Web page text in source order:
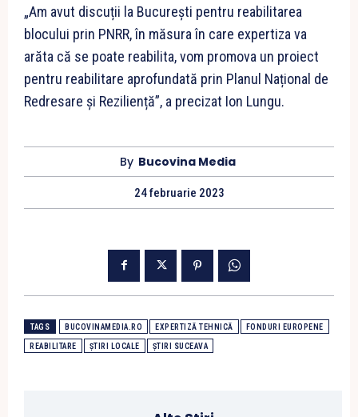
„Am avut discuții la București pentru reabilitarea
blocului prin PNRR, în măsura în care expertiza va
arăta că se poate reabilita, vom promova un proiect
pentru reabilitare aprofundată prin Planul Național de
Redresare și Reziliență”, a precizat Ion Lungu.
By Bucovina Media
24 februarie 2023
TAGS BUCOVINAMEDIA.RO EXPERTIZĂ TEHNICĂ FONDURI EUROPENE
REABILITARE ȘTIRI LOCALE ȘTIRI SUCEAVA